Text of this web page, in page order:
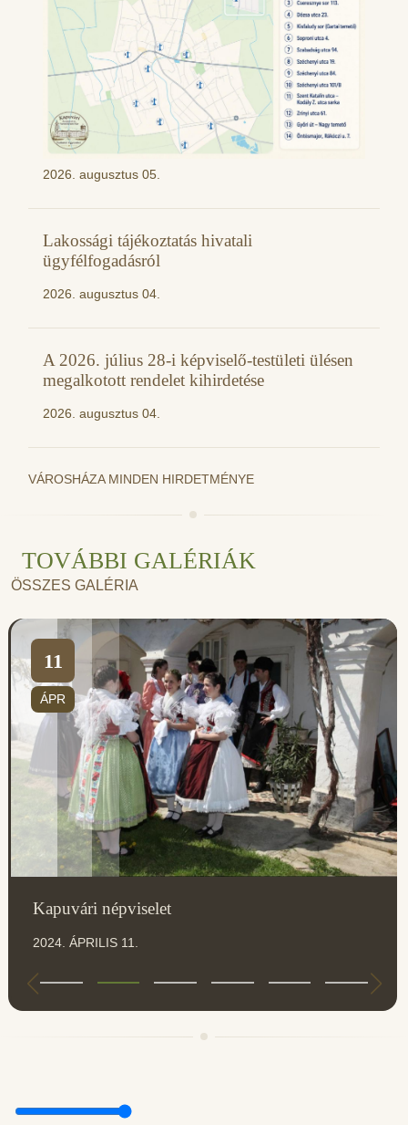
2026. augusztus 05.
Lakossági tájékoztatás hivatali
ügyfélfogadásról
2026. augusztus 04.
A 2026. július 28-i képviselő-testületi ülésen
megalkotott rendelet kihirdetése
2026. augusztus 04.
VÁROSHÁZA MINDEN HIRDETMÉNYE
TOVÁBBI GALÉRIÁK
ÖSSZES GALÉRIA
11
ÁPR
Kapuvári népviselet
2024. ÁPRILIS 11.